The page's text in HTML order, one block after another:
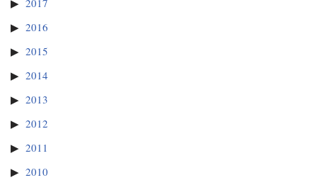
2017
2016
2015
2014
2013
2012
2011
2010